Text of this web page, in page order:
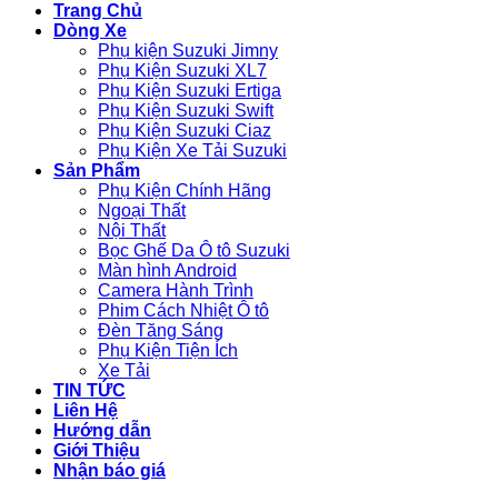
Trang Chủ
Dòng Xe
Phụ kiện Suzuki Jimny
Phụ Kiện Suzuki XL7
Phụ Kiện Suzuki Ertiga
Phụ Kiện Suzuki Swift
Phụ Kiện Suzuki Ciaz
Phụ Kiện Xe Tải Suzuki
Sản Phẩm
Phụ Kiện Chính Hãng
Ngoại Thất
Nội Thất
Bọc Ghế Da Ô tô Suzuki
Màn hình Android
Camera Hành Trình
Phim Cách Nhiệt Ô tô
Đèn Tăng Sáng
Phụ Kiện Tiện Ích
Xe Tải
TIN TỨC
Liên Hệ
Hướng dẫn
Giới Thiệu
Nhận báo giá